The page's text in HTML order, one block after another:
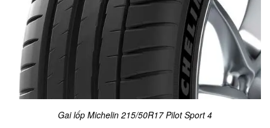
Gai lốp Michelin 215/50R17 Pilot Sport 4